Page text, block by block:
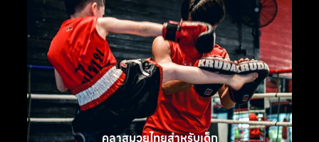
คลาสมวยไทยสำหรับเด็ก